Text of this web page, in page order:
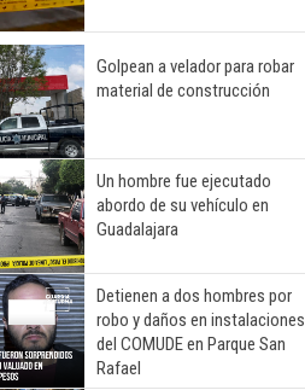
Golpean a velador para robar
material de construcción
Un hombre fue ejecutado
abordo de su vehículo en
Guadalajara
Detienen a dos hombres por
robo y daños en instalaciones
del COMUDE en Parque San
Rafael